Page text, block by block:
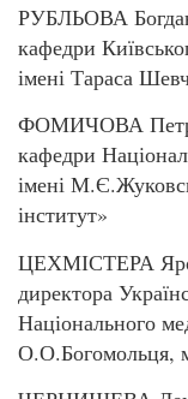
РУБЛЬОВА
кафедри
імені Тараса
ФОМИЧОВА Петра
кафедри
імені
інститут»
ЦЕХМІСТЕРА
директора
Національного
О.О.Богомольця,